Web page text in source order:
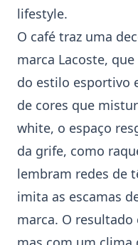
lifestyle.
O café traz uma
marca Lacoste,
do estilo esportivo
de cores que
white, o espaço
da grife, como
lembram redes de
imita as escamas
marca. O